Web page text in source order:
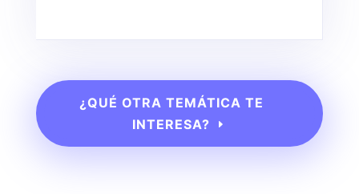
¿QUÉ OTRA TEMÁTICA TE
INTERESA?